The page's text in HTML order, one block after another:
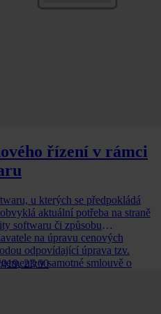
řízení v rámci
u kterých se předpokládá
aktuální potřeba na straně
softwaru či způsobu
na úpravu cenových
odpovídající úprava tzv.
v samotné smlouvě o
23:00